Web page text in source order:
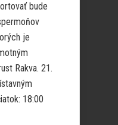
bude
je
Rakva. 21.
18:00